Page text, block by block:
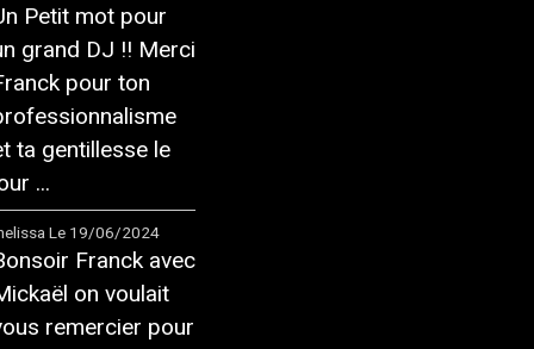
Petit mot pour
grand DJ !! Merci
pour ton
ta gentillesse le
...
Le 19/06/2024
Franck avec
on voulait
remercier pour